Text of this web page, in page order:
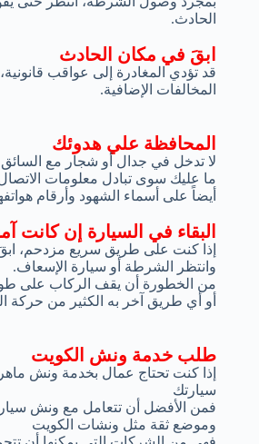
ابقَ في مكان الحادث
قد تؤدي المغادرة إلى عواقب
المخالفات الإضافية.
الحادث.
البقاء في السيارة إن كانت
إذا كنت على طريق سريع مزدحم،
وانتظر الشرطة أو سيارة الإسعاف.
من الخطورة أن يقف الركاب على
أو أي طريق آخر به الكثير من حركة
المحافظة علي هدوئك
لا تدخل في جدال أو شجار مع السائق
ما عليك سوى تبادل معلومات
أيضاً على أسماء الشهود وأرقام
طلب خدمة ونش الكويت
إذا كنت تحتاج عمال بخدمة ونش
سيارتك
فمن الأفضل أن تتعامل مع ونش
وموضع ثقة مثل ونشات الكويت